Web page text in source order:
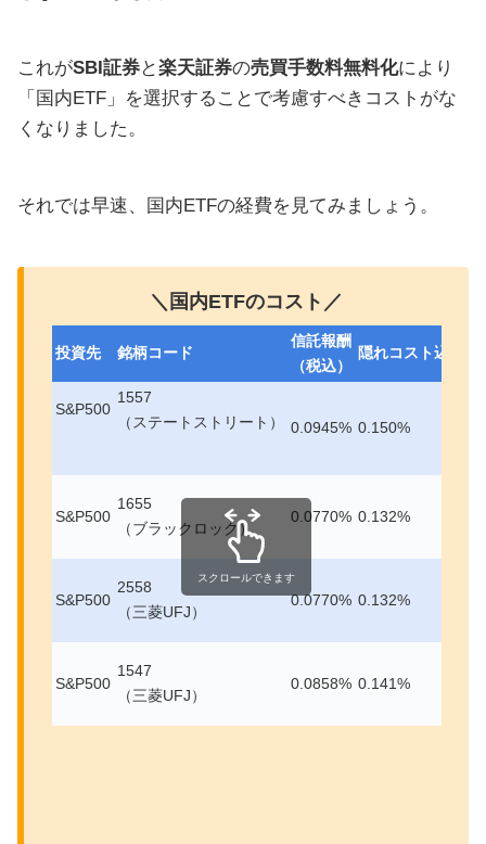
これがSBI証券と楽天証券の売買手数料無料化により
「国内ETF」を選択することで考慮すべきコストがな
くなりました。
それでは早速、国内ETFの経費を見てみましょう。
＼国内ETFのコスト／
投資先 銘柄コード
信託報酬
（税込）
隠れコスト込み
S&P500
1557
（ステートストリート）
0.0945% 0.150%
S&P500
1655
（ブラックロック）
0.0770% 0.132%
S&P500
2558
（三菱UFJ）
0.0770% 0.132%
S&P500
1547
（三菱UFJ）
0.0858% 0.141%
スクロールできます